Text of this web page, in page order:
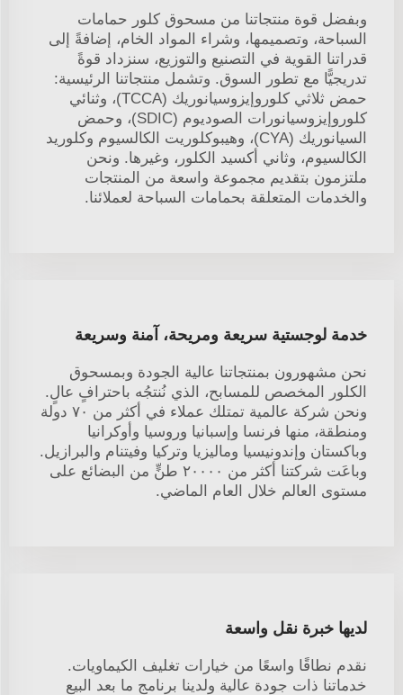
وبفضل قوة منتجاتنا من مسحوق كلور حمامات
السباحة، وتصميمها، وشراء المواد الخام، إضافةً إلى
قدراتنا القوية في التصنيع والتوزيع، سنزداد قوةً
تدريجيًّا مع تطور السوق. وتشمل منتجاتنا الرئيسية:
حمض ثلاثي كلوروإيزوسيانوريك (TCCA)، وثنائي
كلوروإيزوسيانورات الصوديوم (SDIC)، وحمض
السيانوريك (CYA)، وهيبوكلوريت الكالسيوم وكلوريد
الكالسيوم، وثاني أكسيد الكلور، وغيرها. ونحن
ملتزمون بتقديم مجموعة واسعة من المنتجات
والخدمات المتعلقة بحمامات السباحة لعملائنا.
خدمة لوجستية سريعة ومريحة، آمنة وسريعة
نحن مشهورون بمنتجاتنا عالية الجودة وبمسحوق
الكلور المخصص للمسابح، الذي نُنتجُه باحترافٍ عالٍ.
ونحن شركة عالمية تمتلك عملاء في أكثر من ٧٠ دولة
ومنطقة، منها فرنسا وإسبانيا وروسيا وأوكرانيا
وباكستان وإندونيسيا وماليزيا وتركيا وفيتنام والبرازيل.
وباعَت شركتنا أكثر من ٢٠٠٠٠ طنٍّ من البضائع على
مستوى العالم خلال العام الماضي.
لديها خبرة نقل واسعة
نقدم نطاقًا واسعًا من خيارات تغليف الكيماويات.
خدماتنا ذات جودة عالية ولدينا برنامج ما بعد البيع